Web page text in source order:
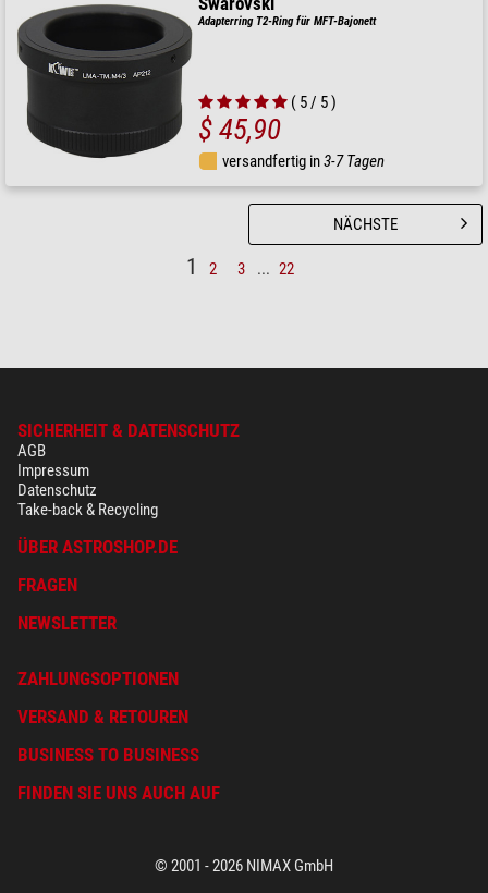
Adapterring T2-Ring für MFT-Bajonett
( 5 / 5 )
$ 45,90
versandfertig in3-7 Tagen
1 2 3 ... 22
NÄCHSTE
SICHERHEIT & DATENSCHUTZ
AGB
Impressum
Datenschutz
Take-back & Recycling
ÜBER ASTROSHOP.DE
FRAGEN
NEWSLETTER
ZAHLUNGSOPTIONEN
VERSAND & RETOUREN
BUSINESS TO BUSINESS
FINDEN SIE UNS AUCH AUF
© 2001 - 2026 NIMAX GmbH